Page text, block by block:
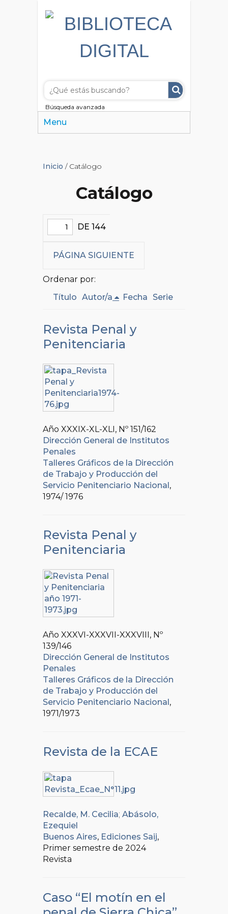
Búsqueda avanzada
Menu
Inicio / Catálogo
Catálogo
DE 144
PÁGINA SIGUIENTE
Ordenar por:
Título Autor/a Fecha Serie
Revista Penal y
Penitenciaria
Año XXXIX-XL-XLI, Nº 151/162
Dirección General de Institutos
Penales
Talleres Gráficos de la Dirección
de Trabajo y Producción del
Servicio Penitenciario Nacional ,
1974/ 1976
Revista Penal y
Penitenciaria
Año XXXVI-XXXVII-XXXVIII, Nº
139/146
Dirección General de Institutos
Penales
Talleres Gráficos de la Dirección
de Trabajo y Producción del
Servicio Penitenciario Nacional ,
1971/1973
Revista de la ECAE
Recalde, M. Cecilia; Abásolo,
Ezequiel
Buenos Aires, Ediciones Saij,
Primer semestre de 2024
Revista
Caso “El motín en el